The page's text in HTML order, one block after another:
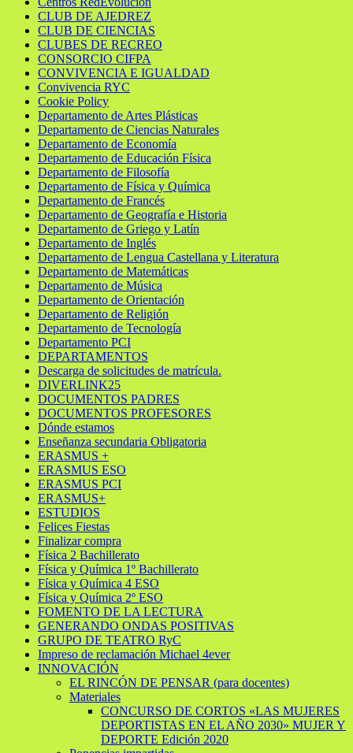
CLUB DE AJEDREZ
CLUB DE CIENCIAS
CLUBES DE RECREO
CONSORCIO CIFPA
CONVIVENCIA E IGUALDAD
Convivencia RYC
Cookie Policy
Departamento de Artes Plásticas
Departamento de Ciencias Naturales
Departamento de Economía
Departamento de Educación Física
Departamento de Filosofía
Departamento de Física y Química
Departamento de Francés
Departamento de Geografía e Historia
Departamento de Griego y Latín
Departamento de Inglés
Departamento de Lengua Castellana y Literatura
Departamento de Matemáticas
Departamento de Música
Departamento de Orientación
Departamento de Religión
Departamento de Tecnología
Departamento PCI
DEPARTAMENTOS
Descarga de solicitudes de matrícula.
DIVERLINK25
DOCUMENTOS PADRES
DOCUMENTOS PROFESORES
Dónde estamos
Enseñanza secundaria Obligatoria
ERASMUS +
ERASMUS ESO
ERASMUS PCI
ERASMUS+
ESTUDIOS
Felices Fiestas
Finalizar compra
Física 2 Bachillerato
Física y Química 1º Bachillerato
Física y Química 4 ESO
Física y Química 2º ESO
FOMENTO DE LA LECTURA
GENERANDO ONDAS POSITIVAS
GRUPO DE TEATRO RyC
Impreso de reclamación Michael 4ever
INNOVACIÓN
EL RINCÓN DE PENSAR (para docentes)
Materiales
CONCURSO DE CORTOS «LAS MUJERES
DEPORTISTAS EN EL AÑO 2030» MUJER Y
DEPORTE Edición 2020